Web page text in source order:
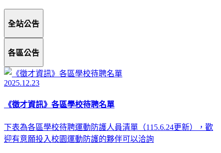
全站公告
各區公告
2025.12.23
《徵才資訊》各區學校待聘名單
下表為各區學校待聘運動防護人員清單（115.6.24更新），歡
迎有意願投入校園運動防護的夥伴可以洽詢